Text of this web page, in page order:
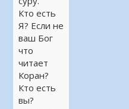
Кто есть
Я? Если не
ваш Бог
что
читает
Коран?
Кто есть
вы?